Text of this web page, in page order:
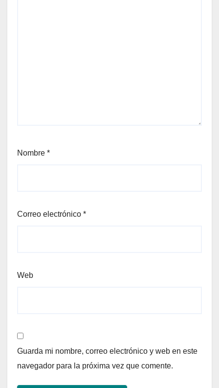
Nombre *
Correo electrónico *
Web
Guarda mi nombre, correo electrónico y web en este
navegador para la próxima vez que comente.